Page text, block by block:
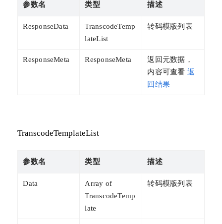
参数名 类型 描述
ResponseData
TranscodeTemp
lateList
转码模版列表
ResponseMeta ResponseMeta
返回元数据，
内容可查看 返
回结果
TranscodeTemplateList
参数名 类型 描述
Data
Array of
TranscodeTemp
late
转码模版列表